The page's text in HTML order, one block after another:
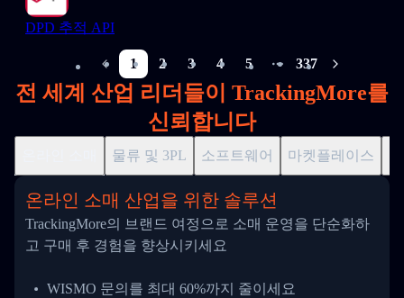
DPD 추적 API
1 2 3 4 5
More pages
337
전 세계 산업 리더들이 TrackingMore를
신뢰합니다
물류 및 3PL 소프트웨어 마켓플레이스
온라인 소매 산업을 위한 솔루션
TrackingMore의 브랜드 여정으로 소매 운영을 단순화하
고 구매 후 경험을 향상시키세요
WISMO 문의를 최대 60%까지 줄이세요